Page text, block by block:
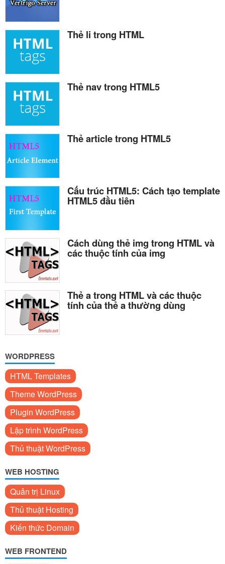
Thẻ li trong HTML
Thẻ nav trong HTML5
Thẻ article trong HTML5
Cấu trúc HTML5: Cách tạo template
HTML5 đầu tiên
Cách dùng thẻ img trong HTML và
các thuộc tính của img
Thẻ a trong HTML và các thuộc
tính của thẻ a thường dùng
WORDPRESS
HTML Templates
Theme WordPress
Plugin WordPress
Lập trình WordPress
Thủ thuật WordPress
WEB HOSTING
Quản trị Linux
Thủ thuật Hosting
Kiến thức Domain
WEB FRONTEND